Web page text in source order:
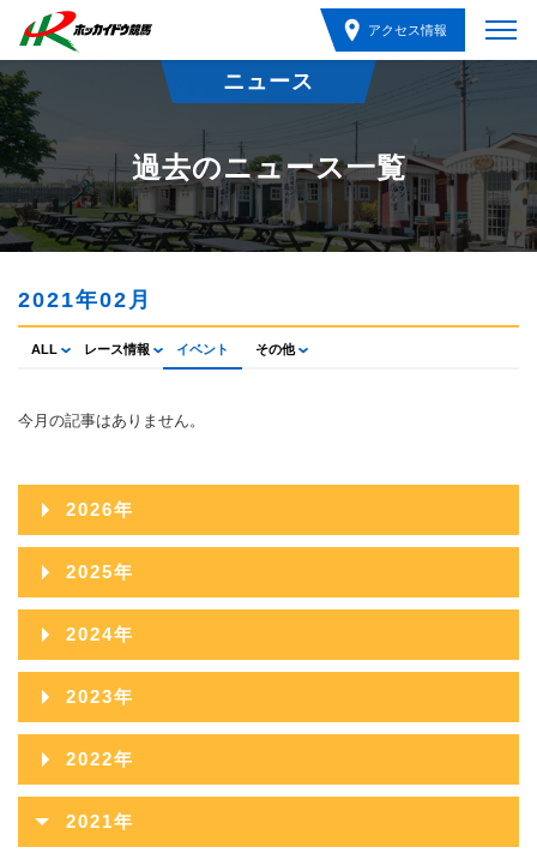
アクセス情報
ニュース
過去のニュース一覧
2021年02月
ALL レース情報 イベント その他
今月の記事はありません。
2026年
2026年08月
2026年07月
2026年06月
2026年05月
2026年04月
2026年03月
2025年
2025年12月
2025年11月
2025年10月
2025年09月
2025年08月
2024年
2024年12月
2024年11月
2024年10月
2024年09月
2023年
2023年12月
2023年11月
2023年10月
2022年
2022年12月
2021年